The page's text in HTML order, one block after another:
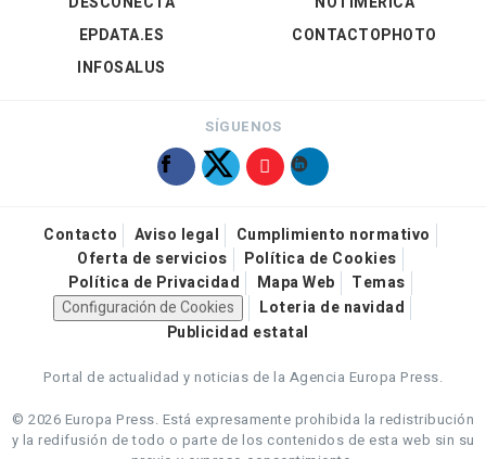
EPDATA.ES
INFOSALUS
CONTACTOPHOTO
SÍGUENOS
Contacto Aviso legal
Cumplimiento normativo
Oferta de servicios
Política de Cookies
Política de Privacidad
Mapa Web
Temas
Configuración de Cookies
Loteria de navidad
Publicidad estatal
Portal de actualidad y noticias de la Agencia Europa Press.
© 2026 Europa Press. Está expresamente prohibida la redistribución
y la redifusión de todo o parte de los contenidos de esta web sin su